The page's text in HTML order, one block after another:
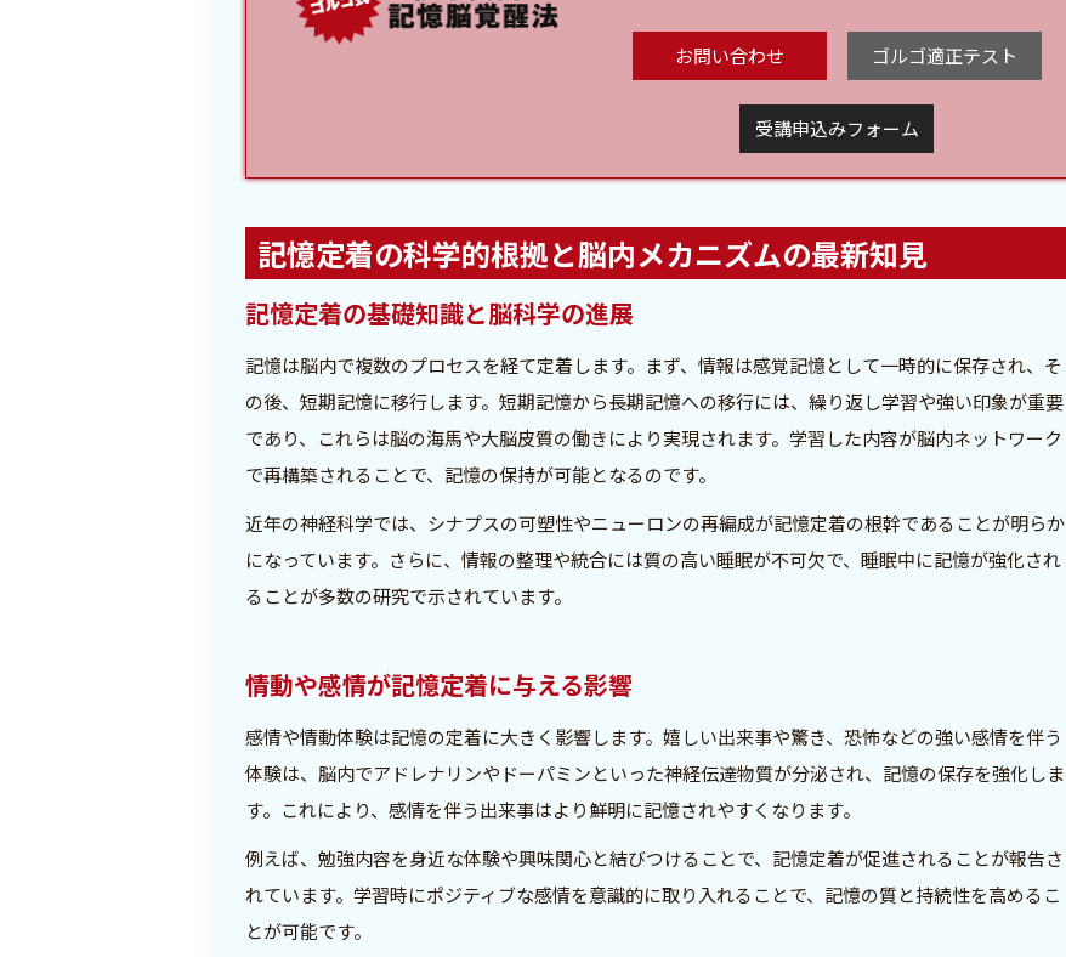
お問い合わせ ゴルゴ適正テスト
受講申込みフォーム
記憶定着の科学的根拠と脳内メカニズムの最新知見
記憶定着の基礎知識と脳科学の進展
記憶は脳内で複数のプロセスを経て定着します。まず、情報は感覚記憶として一時的に保存され、そ
の後、短期記憶に移行します。短期記憶から長期記憶への移行には、繰り返し学習や強い印象が重要
であり、これらは脳の海馬や大脳皮質の働きにより実現されます。学習した内容が脳内ネットワーク
で再構築されることで、記憶の保持が可能となるのです。
近年の神経科学では、シナプスの可塑性やニューロンの再編成が記憶定着の根幹であることが明らか
になっています。さらに、情報の整理や統合には質の高い睡眠が不可欠で、睡眠中に記憶が強化され
ることが多数の研究で示されています。
情動や感情が記憶定着に与える影響
感情や情動体験は記憶の定着に大きく影響します。嬉しい出来事や驚き、恐怖などの強い感情を伴う
体験は、脳内でアドレナリンやドーパミンといった神経伝達物質が分泌され、記憶の保存を強化しま
す。これにより、感情を伴う出来事はより鮮明に記憶されやすくなります。
例えば、勉強内容を身近な体験や興味関心と結びつけることで、記憶定着が促進されることが報告さ
れています。学習時にポジティブな感情を意識的に取り入れることで、記憶の質と持続性を高めるこ
とが可能です。